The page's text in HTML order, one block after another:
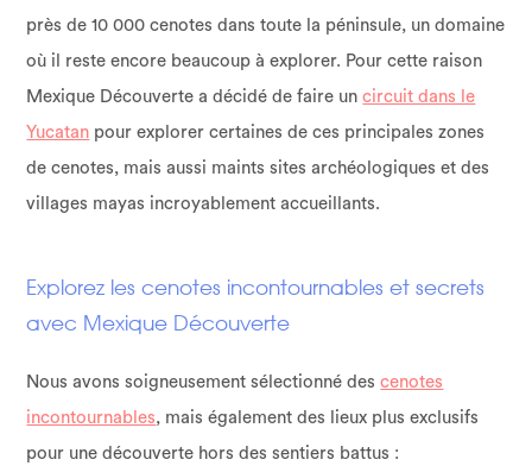
près de 10 000 cenotes dans toute la péninsule, un domaine
où il reste encore beaucoup à explorer. Pour cette raison
Mexique Découverte a décidé de faire uncircuit dans le
Yucatan pour explorer certaines de ces principales zones
de cenotes, mais aussi maints sites archéologiques et des
villages mayas incroyablement accueillants.
Explorez les cenotes incontournables et secrets
avec Mexique Découverte
Nous avons soigneusement sélectionné descenotes
incontournables, mais également des lieux plus exclusifs
pour une découverte hors des sentiers battus :